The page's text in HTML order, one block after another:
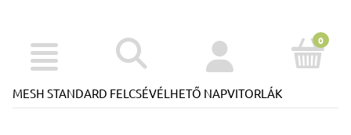
MESH STANDARD FELCSÉVÉLHETŐ NAPVITORLÁK